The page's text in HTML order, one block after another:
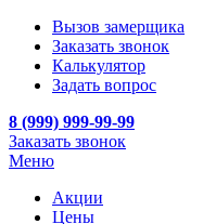
Вызов замерщика
Заказать звонок
Калькулятор
Задать вопрос
8 (999) 999-99-99
Заказать звонок
Меню
Акции
Цены